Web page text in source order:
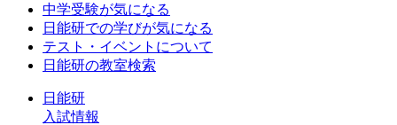
中学受験が気になる
日能研での学びが気になる
テスト・イベントについて
日能研の教室検索
日能研
入試情報